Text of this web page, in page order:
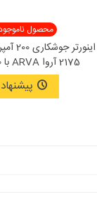
محصول
2175 آروا ARVA با 70 ماه گارانتی